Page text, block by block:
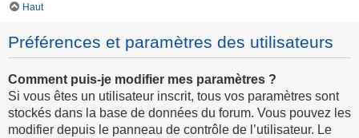
Haut
Préférences et paramètres des utilisateurs
Comment puis-je modifier mes paramètres ?
Si vous êtes un utilisateur inscrit, tous vos paramètres sont
stockés dans la base de données du forum. Vous pouvez les
modifier depuis le panneau de contrôle de l’utilisateur. Le